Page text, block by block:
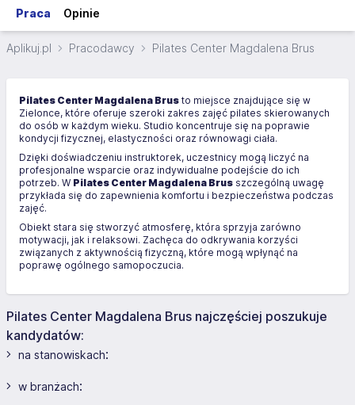
Praca Opinie
Aplikuj.pl Pracodawcy Pilates Center Magdalena Brus
Pilates Center Magdalena Brus to miejsce znajdujące się w
Zielonce, które oferuje szeroki zakres zajęć pilates skierowanych
do osób w każdym wieku. Studio koncentruje się na poprawie
kondycji fizycznej, elastyczności oraz równowagi ciała.
Dzięki doświadczeniu instruktorek, uczestnicy mogą liczyć na
profesjonalne wsparcie oraz indywidualne podejście do ich
potrzeb. W Pilates Center Magdalena Brus szczególną uwagę
przykłada się do zapewnienia komfortu i bezpieczeństwa podczas
zajęć.
Obiekt stara się stworzyć atmosferę, która sprzyja zarówno
motywacji, jak i relaksowi. Zachęca do odkrywania korzyści
związanych z aktywnością fizyczną, które mogą wpłynąć na
poprawę ogólnego samopoczucia.
Pilates Center Magdalena Brus najczęściej poszukuje
kandydatów:
na stanowiskach:
w branżach: